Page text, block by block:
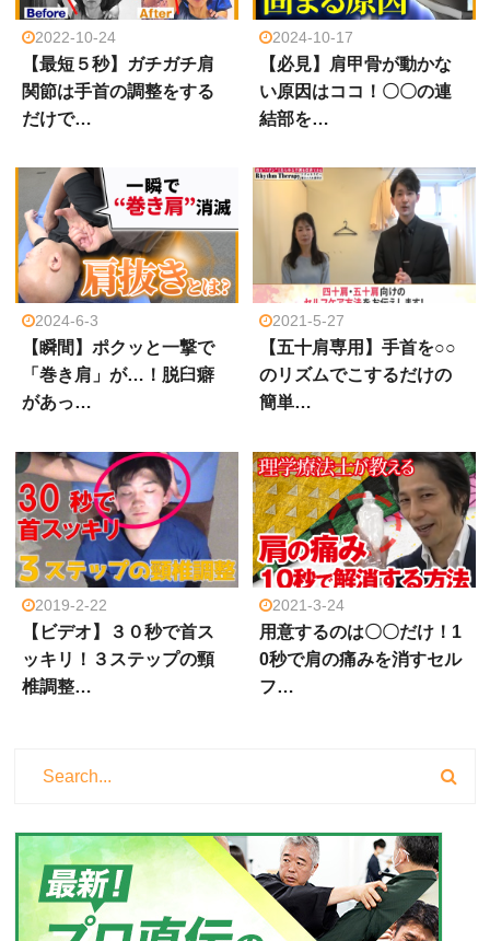
2022-10-24
【最短５秒】ガチガチ肩
関節は手首の調整をする
だけで…
2024-10-17
【必見】肩甲骨が動かな
い原因はココ！〇〇の連
結部を…
2024-6-3
【瞬間】ポクッと一撃で
「巻き肩」が…！脱臼癖
があっ…
2021-5-27
【五十肩専用】手首を○○
のリズムでこするだけの
簡単…
2019-2-22
【ビデオ】３０秒で首ス
ッキリ！３ステップの頸
椎調整…
2021-3-24
用意するのは〇〇だけ！1
0秒で肩の痛みを消すセル
フ…